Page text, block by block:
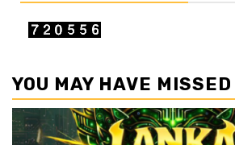
YOU MAY HAVE MISSED